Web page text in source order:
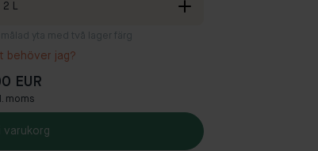
2 L
yta med två lager färg
behöver jag?
EUR
moms
varukorg